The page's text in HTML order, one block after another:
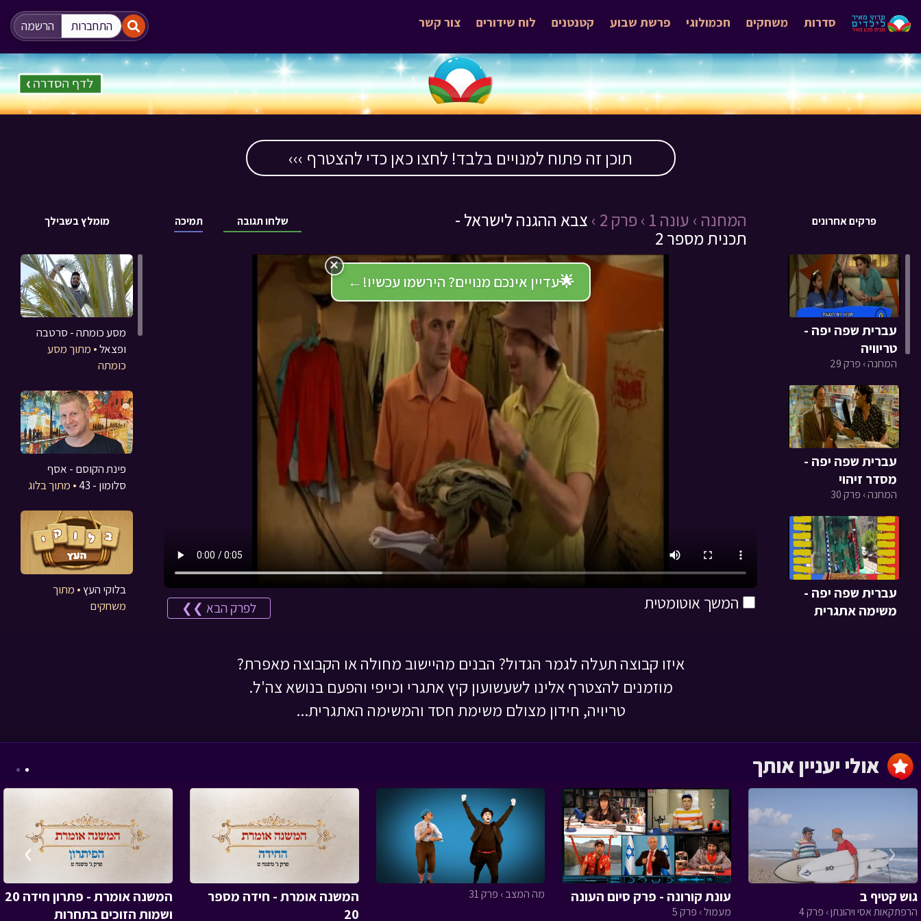
התחברות הרשמה צור קשר לוח שידורים קטנטנים פרשת שבוע חכמולוגי משחקים סדרות
תוכן זה פתוח למנויים בלבד! לחצו כאן כדי להצטרף ›››
מומלץ בשבילך תמיכה שלחו תגובה המחנה › עונה 1 › פרק 2 ›
צבא ההגנה לישראל -
תכנית מספר 2
פרקים אחרונים
🌟עדיין אינכם מנויים? הירשמו עכשיו! ←
×
המשך אוטומטית לפרק הבא ❯❯
עברית שפה יפה -
טריוויה
המחנה › פרק 29
עברית שפה יפה -
מסדר זיהוי
המחנה › פרק 30
עברית שפה יפה -
משימה אתגרית
מספר 10 - גמר
מחנה הבנים
המחנה › פרק 28
ארץ ישראל - תכנית
9 - גמר מחנה הבנות
המחנה › פרק 27
מסע כומתה - סרטבה
ופצאל• מתוך מסע
כומתה
פינת הקוסם - אסף
סלומון - 43
• מתוך בלוג
בלוקי העץ • מתוך
משחקים
מטבע האור
עם כלביא - זום - עמיחי
• מתוך מיוחדים
איזו קבוצה תעלה לגמר הגדול? הבנים מהיישוב מחולה או הקבוצה מאפרת?
מוזמנים להצטרף אלינו לשעשועון קיץ אתגרי וכייפי והפעם בנושא צה'ל.
טריויה, חידון מצולם משימת חסד והמשימה האתגרית...
גוש קטיף ב
הרפתקאות אסי ויהונתן › פרק 4
עונת קורונה - פרק סיום העונה
מעמול › פרק 5
מה המצב › פרק 31
המשנה אומרת - חידה מספר
20
המשנה אומרת - פתרון חידה 20
ושמות הזוכים בתחרות
‹
›